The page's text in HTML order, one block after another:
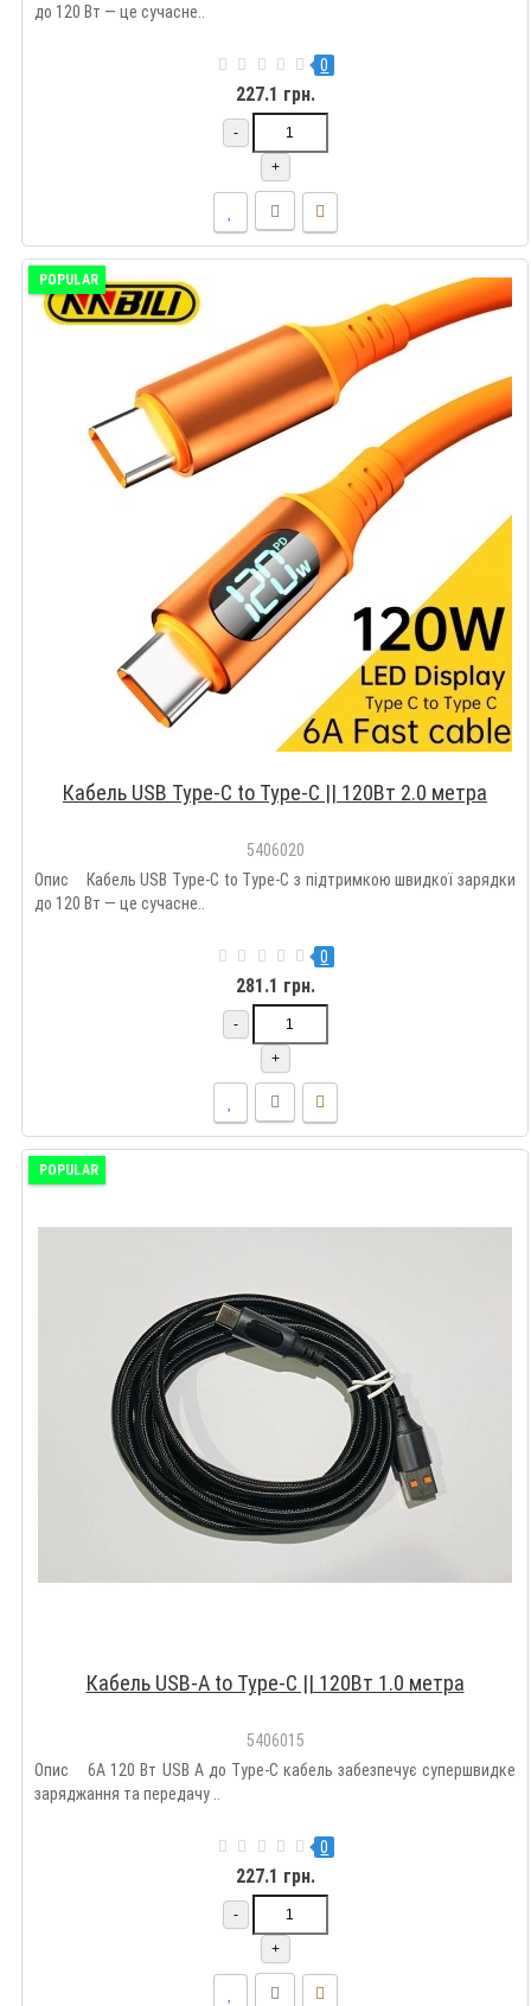
до 120 Вт — це сучасне..
0
227.1 грн.
-
+
POPULAR
Кабель USB Type-C to Type-C || 120Вт 2.0 метра
5406020
Опис Кабель USB Type-C to Type-C з підтримкою швидкої зарядки
до 120 Вт — це сучасне..
0
281.1 грн.
-
+
POPULAR
Кабель USB-A to Type-C || 120Вт 1.0 метра
5406015
Опис 6A 120 Вт USB A до Type-C кабель забезпечує супершвидке
заряджання та передачу ..
0
227.1 грн.
-
+